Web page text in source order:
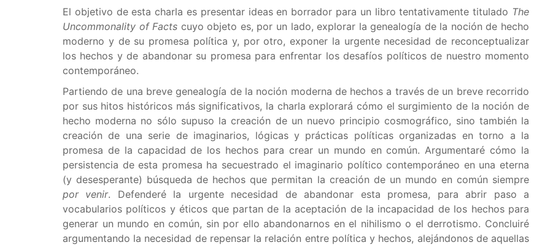
El objetivo de esta charla es presentar ideas en borrador para un libro tentativamente titulado The
Uncommonality of Facts cuyo objeto es, por un lado, explorar la genealogía de la noción de hecho
moderno y de su promesa política y, por otro, exponer la urgente necesidad de reconceptualizar
los hechos y de abandonar su promesa para enfrentar los desafíos políticos de nuestro momento
contemporáneo.
Partiendo de una breve genealogía de la noción moderna de hechos a través de un breve recorrido
por sus hitos históricos más significativos, la charla explorará cómo el surgimiento de la noción de
hecho moderna no sólo supuso la creación de un nuevo principio cosmográfico, sino también la
creación de una serie de imaginarios, lógicas y prácticas políticas organizadas en torno a la
promesa de la capacidad de los hechos para crear un mundo en común. Argumentaré cómo la
persistencia de esta promesa ha secuestrado el imaginario político contemporáneo en una eterna
(y desesperante) búsqueda de hechos que permitan la creación de un mundo en común siempre
por venir. Defenderé la urgente necesidad de abandonar esta promesa, para abrir paso a
vocabularios políticos y éticos que partan de la aceptación de la incapacidad de los hechos para
generar un mundo en común, sin por ello abandonarnos en el nihilismo o el derrotismo. Concluiré
argumentando la necesidad de repensar la relación entre política y hechos, alejándonos de aquellas